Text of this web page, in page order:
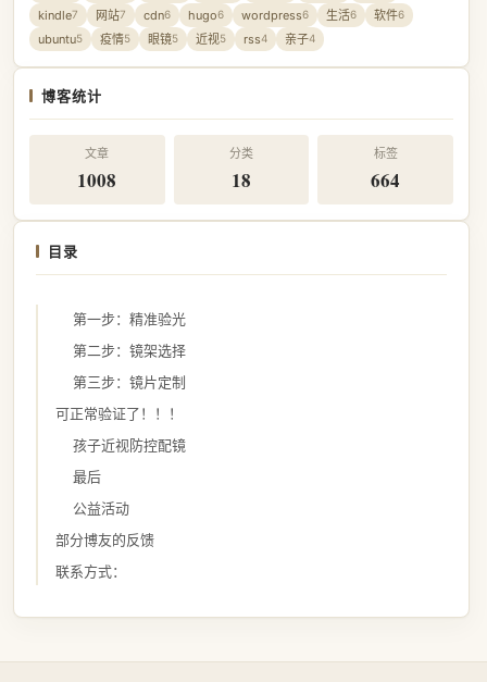
kindle7 网站7 cdn6 hugo6 wordpress6 生活6 软件6
ubuntu5 疫情5 眼镜5 近视5 rss4 亲子4
博客统计
文章
1008
分类
18
标签
664
目录
第一步：精准验光
第二步：镜架选择
第三步：镜片定制
可正常验证了！！！
孩子近视防控配镜
最后
公益活动
部分博友的反馈
联系方式：